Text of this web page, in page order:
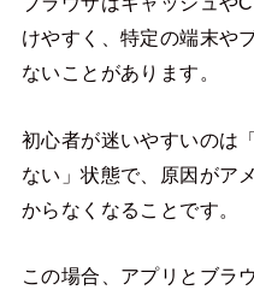
けやすく、特定の端末や
ないことがあります。
初心者が迷いやすいのは
ない」状態で、原因がア
からなくなることです。
この場合、アプリとブラ